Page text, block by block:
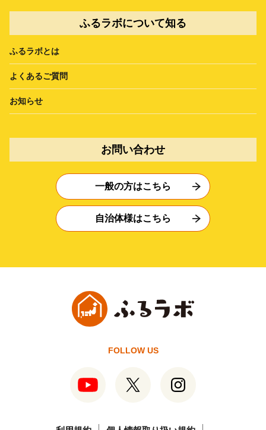
ふるラボについて知る
ふるラボとは
よくあるご質問
お知らせ
お問い合わせ
一般の方はこちら
自治体様はこちら
FOLLOW US